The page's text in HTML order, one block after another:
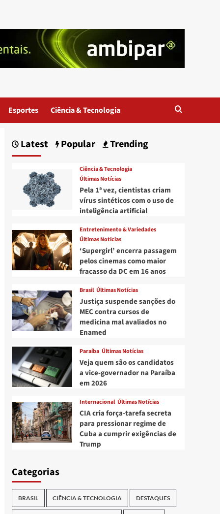
Esportes Ciência & Tecnologia
Latest Popular Trending
Ciência & Tecnologia
Últimas Notícias
Pela 1ª vez, cientistas criam
vírus sintéticos com o uso de
inteligência artificial
Entretenimento & Variedades
Últimas Notícias
‘Supergirl’ encerra passagem
pelos cinemas como maior
fracasso da DC em 16 anos
Brasil Últimas Notícias
Justiça suspende sanções do
MEC contra cursos de
medicina mal avaliados no
Enamed
Paraíba Últimas Notícias
Veja quem são os candidatos
a vice-governador na Paraíba
em 2026
Internacional Últimas Notícias
CIA cria força-tarefa secreta
para pressionar regime de
Cuba a cumprir exigências de
Trump
Categorias
BRASIL CIÊNCIA & TECNOLOGIA DESTAQUES